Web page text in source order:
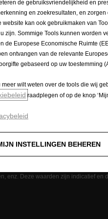
Cookiebeleid
actueel en correct is, maar
van product- c.q. prijswijzigingen
meerprijs leverbaar zijn. Opel
prijzen van onze modellen.
van geëlektrificeerde
gewicht van het voertuig, gebruik
enz. Deze waarden zijn indicatief
de gebruiksvriendelijkheid en
en zoekresultaten, en
website kan ook gebruikmaken van
zijn. Sommige Tools kunnen worden
de Europese Economische Ruimte
ontvangen van de relevante
gebaseerd op uw toestemming
meer wilt weten over de tools die wij
raadplegen of op de knop
MIJN INSTELLINGEN BEHEREN